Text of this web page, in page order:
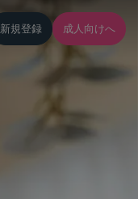
新規登録 成人向けへ